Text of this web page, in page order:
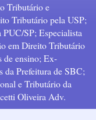
Tributário e
Tributário pela USP;
SP; Especialista
em Direito Tributário
de ensino; Ex-
da Prefeitura de SBC;
e Tributário da
Oliveira Adv.